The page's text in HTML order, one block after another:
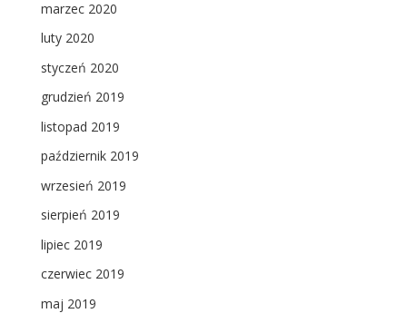
marzec 2020
luty 2020
styczeń 2020
grudzień 2019
listopad 2019
październik 2019
wrzesień 2019
sierpień 2019
lipiec 2019
czerwiec 2019
maj 2019